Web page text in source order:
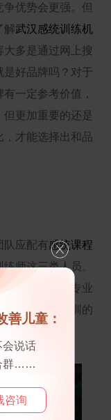
优势会更强。但
解武汉感统训练机
多是通过网上搜
是好品牌吗？对于
一定参考价值，
更加重要的还是
，才能选择出和品
应配有感统课程
师这三类人员。
量和机构感统专业
、是否喜欢培训的
善儿童：
会说话
群……
咨询